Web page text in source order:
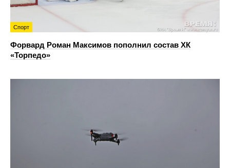
Спорт
Форвард Роман Максимов пополнил состав ХК
«Торпедо»